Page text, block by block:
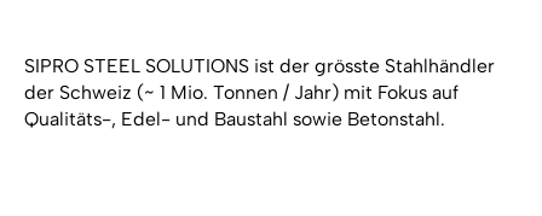
SIPRO STEEL SOLUTIONS ist der grösste Stahlhändler
der Schweiz (~ 1 Mio. Tonnen / Jahr) mit Fokus auf
Qualitäts-, Edel- und Baustahl sowie Betonstahl.